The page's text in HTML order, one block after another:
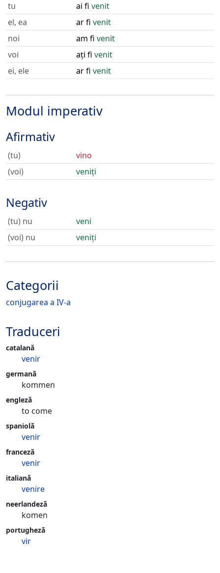
tu
ai fi venit
el, ea
ar fi venit
noi
am fi venit
voi
ați fi venit
ei, ele
ar fi venit
Modul imperativ
Afirmativ
(tu)
vino
(voi)
veniți
Negativ
(tu) nu
veni
(voi) nu
veniți
Categorii
conjugarea a IV-a
Traduceri
catalană
venir
germană
kommen
engleză
to come
spaniolă
venir
franceză
venir
italiană
venire
neerlandeză
komen
portugheză
vir